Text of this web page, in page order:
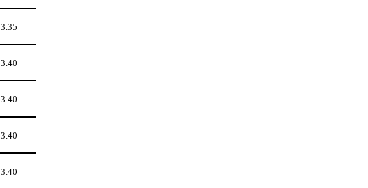
3.35
3.40
3.40
3.40
3.40